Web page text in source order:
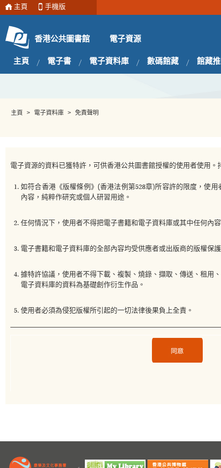
主頁 手機版
香港公共圖書館 電子資源
主頁 電子書 電子資料庫 數碼館藏 館藏
主頁 > 電子資料庫 > 免責聲明
電子資源的資料已獲特許，可供香港公共圖書館授權的使用者使用
如符合香港《版權條例》(香港法例第528章)所容許的限度，使
內容，純粹作研究或個人研習用途。
任何情況下，使用者不得把電子書籍和電子資料庫或其中任何內
電子書籍和電子資料庫的全部內容均受供應者或出版商的版權保
據特許協議，使用者不得下載、複製、燒錄、擷取、傳送、租用
電子資料庫的資料為基礎創作衍生作品。
使用者必須為侵犯版權所引起的一切法律後果負上全責。